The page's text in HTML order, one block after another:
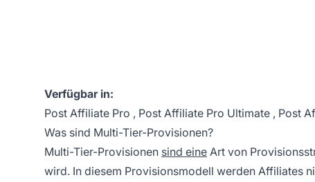
Verfügbar in:
Post Affiliate Pro , Post Affiliate Pro Ultimate , Post
Was sind Multi-Tier-Provisionen?
Multi-Tier-Provisionen sind eine Art von
wird. In diesem Provisionsmodell werden Affiliates